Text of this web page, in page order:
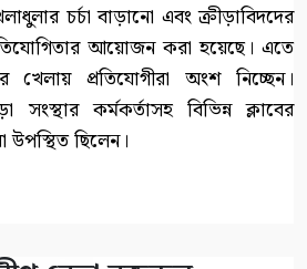
চর্চা বাড়ানো এবং ক্রীড়াবিদদের
আয়োজন করা হয়েছে। এতে
খেলায় প্রতিযোগীরা অংশ নিচ্ছেন।
সংস্থার কর্মকর্তাসহ বিভিন্ন ক্লাবের
উপস্থিত ছিলেন।